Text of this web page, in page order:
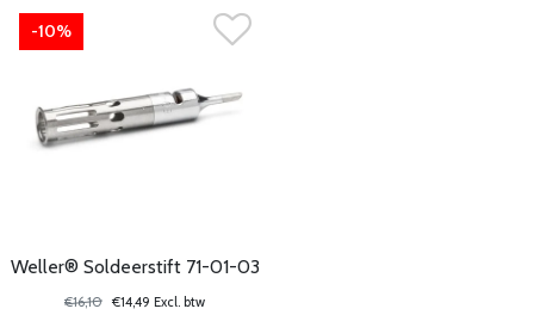
-10%
Weller® Soldeerstift 71-01-03
€16,10 €14,49 Excl. btw